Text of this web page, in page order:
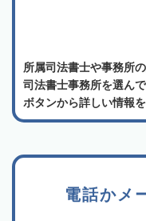
所属司法書士や事務所
司法書士事務所を選ん
ボタンから詳しい情報
電話かメ